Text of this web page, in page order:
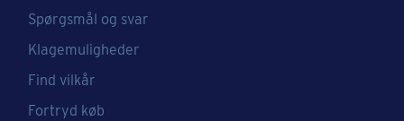
Spørgsmål og svar
Klagemuligheder
Find vilkår
Fortryd køb